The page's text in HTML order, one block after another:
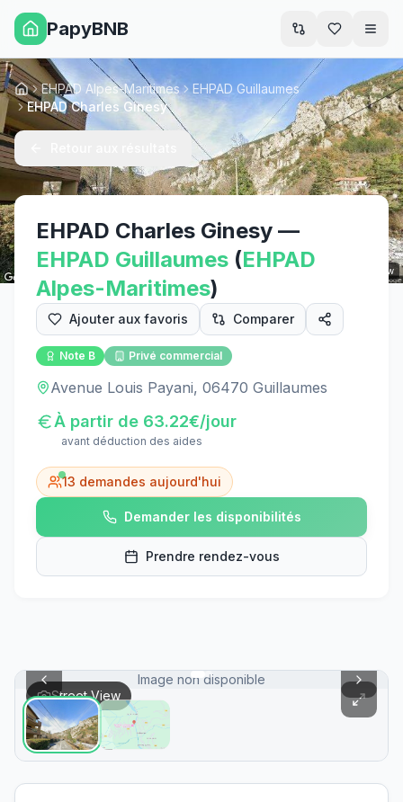
PapyBNB
Street View
AccueilEHPAD Alpes-Maritimes
EHPAD Guillaumes
EHPAD Charles Ginesy
EHPAD Charles Ginesy —
EHPAD Guillaumes (EHPAD
Alpes-Maritimes)
Ajouter aux favoris Comparer
Note B Privé commercial
Avenue Louis Payani, 06470 Guillaumes
À partir de 63.22€/jour
avant déduction des aides
13 demandes aujourd'hui
Demander les disponibilités
Prendre rendez-vous
Image non disponible
Street View